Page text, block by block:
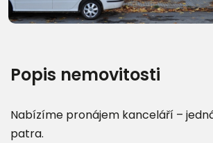
Popis nemovitosti
Nabízíme pronájem kanceláří –
patra.